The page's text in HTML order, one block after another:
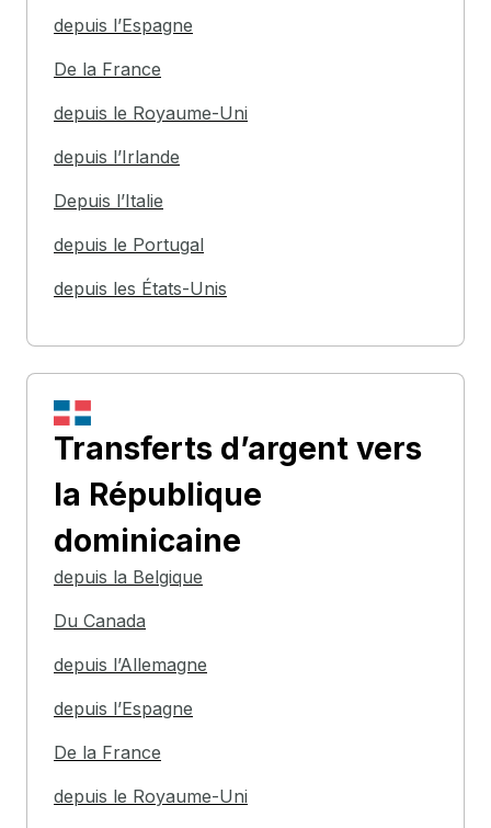
depuis l’Espagne
De la France
depuis le Royaume-Uni
depuis l’Irlande
Depuis l’Italie
depuis le Portugal
depuis les États-Unis
Transferts d’argent vers
la République
dominicaine
depuis la Belgique
Du Canada
depuis l’Allemagne
depuis l’Espagne
De la France
depuis le Royaume-Uni